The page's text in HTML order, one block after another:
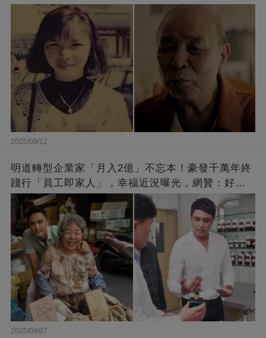
崩：真正的英雄不該被遺忘
2025/09/12
明道轉型企業家「月入2億」不忘本！豪發千萬年終
踐行「員工即家人」，幸福近況曝光，網贊：好老
闆的福報
2025/09/07